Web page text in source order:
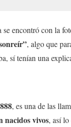
encontró con la
, algo que
sí tenían una
, es una de las
nacidos vivos, así